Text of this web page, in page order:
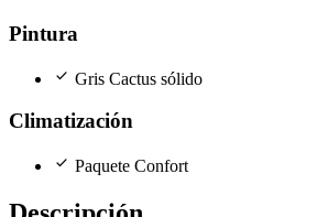
Pintura
check Gris Cactus sólido
Climatización
check Paquete Confort